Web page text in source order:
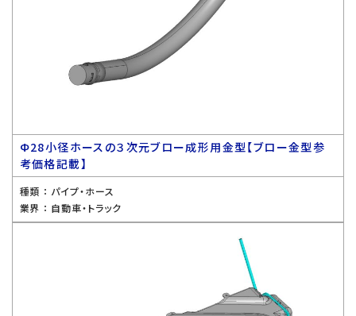
Ф28小径ホースの３次元ブロー成形用金型【ブロー金型参
考価格記載】
種類 ： パイプ・ホース
業界 ： 自動車・トラック